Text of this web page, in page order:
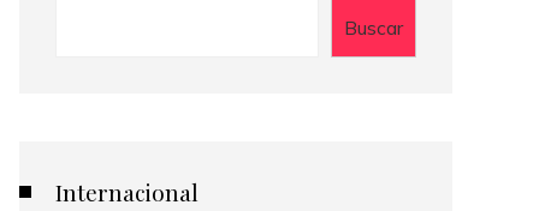
Buscar
Internacional